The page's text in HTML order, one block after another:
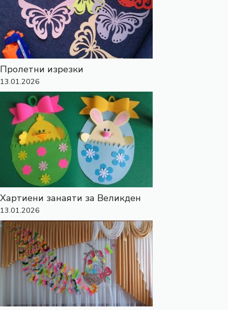
Пролетни изрезки
13.01.2026
Хартиени занаяти за Великден
13.01.2026